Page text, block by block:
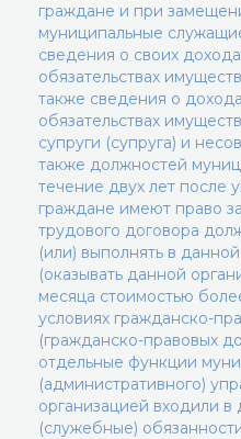
граждане и при
муниципальные
сведения о своих
обязательствах
также сведения о
обязательствах
супруги (супруга) и
также должностей
течение двух лет после
граждане имеют право
трудового договора
(или) выполнять в
(оказывать данной
месяца стоимостью
условиях гражданско-
(гражданско-правовых
отдельные функции
(административного)
организацией входили
(служебные)